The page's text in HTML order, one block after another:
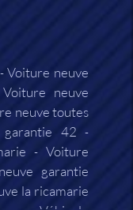
Voiture neuve
Voiture neuve
neuve toutes
42
Voiture
garantie
la ricamarie